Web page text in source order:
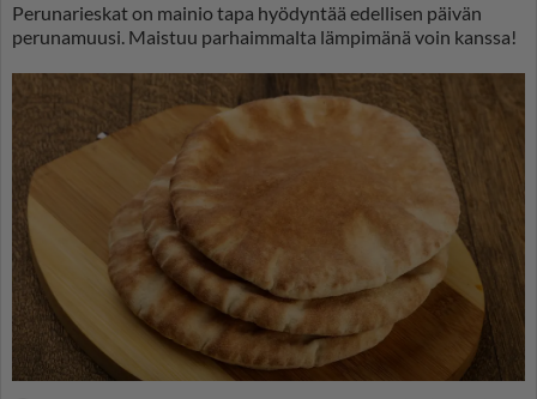
Perunarieskat on mainio tapa hyödyntää edellisen päivän
perunamuusi. Maistuu parhaimmalta lämpimänä voin kanssa!